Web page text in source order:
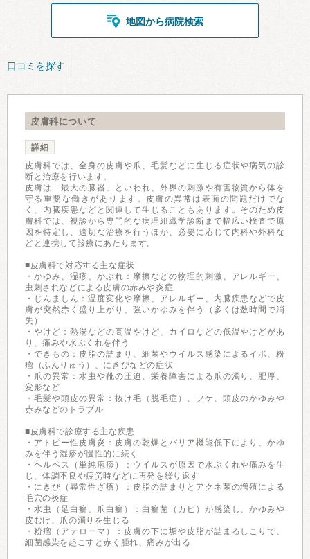
地図から病院検索
口コミを探す
皮膚科について
詳細
皮膚科では、全身の皮膚や爪、毛髪などに生じる症状や病気の診
断と治療を行います。
皮膚は「最大の臓器」といわれ、外界の刺激や有害物質から体を
守る重要な働きがあります。皮膚の異常は表面の問題だけでな
く、内臓疾患などと関連して生じることもあります。そのため皮
膚科では、視診から専門的な病理組織学診断まで幅広い検査で原
因を特定し、適切な治療を行うほか、必要に応じて内科や外科な
どと連携して診療にあたります。
■皮膚科で対応する主な症状
・かゆみ、湿疹、かぶれ：摩擦などの物理的刺激、アレルギー、
虫刺されなどによる皮膚の赤みや炎症
・じんましん：温度変化や摩擦、アレルギー、内臓疾患などで皮
膚が突然赤く盛り上がり、強いかゆみを伴う（多くは数時間で消
失）
・やけど：熱湯などの高温やけど、カイロなどの低温やけどがあ
り、痛みや水ぶくれを伴う
・できもの：皮脂の詰まり、細菌やウイルス感染によるイボ、粉
瘤（ふんりゅう）、にきびなどの症状
・爪の異常：水虫や靴の圧迫、栄養障害による爪の濁り、肥厚、
変形など
・毛髪や頭皮の異常：抜け毛（脱毛症）、フケ、頭皮のかゆみや
赤みなどのトラブル
■皮膚科で診療する主な疾患
・アトピー性皮膚炎：皮膚の乾燥とバリア機能低下により、かゆ
みを伴う湿疹が慢性的に続く
・ヘルペス（単純疱疹）：ウイルスが原因で水ぶくれや痛みを生
じ、体調不良や疲労時などに再発を繰り返す
・にきび（尋常性ざ瘡）：皮脂の詰まりとアクネ菌の増殖による
毛穴の炎症
・水虫（足白癬、爪白癬）：白癬菌（カビ）が感染し、かゆみや
皮むけ、爪の濁りを生じる
・粉瘤（アテローマ）：皮膚の下に垢や皮脂が詰まるしこりで、
細菌感染を起こすと赤く腫れ、痛みが出る